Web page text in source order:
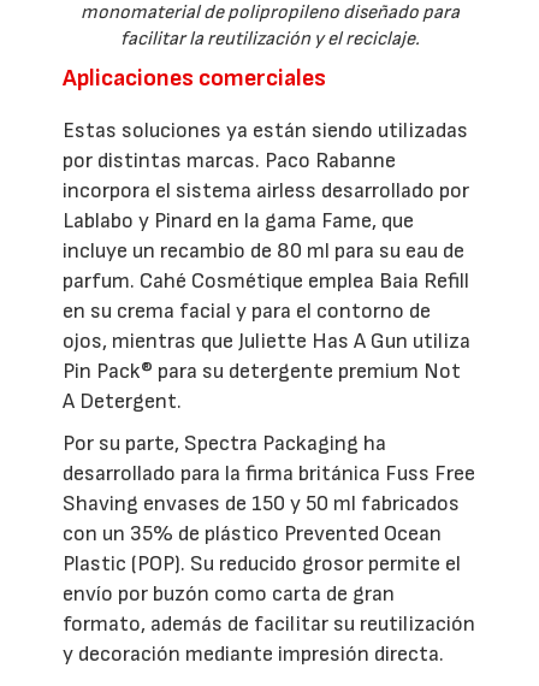
monomaterial de polipropileno diseñado para
facilitar la reutilización y el reciclaje.
Aplicaciones comerciales
Estas soluciones ya están siendo utilizadas
por distintas marcas. Paco Rabanne
incorpora el sistema airless desarrollado por
Lablabo y Pinard en la gama Fame, que
incluye un recambio de 80 ml para su eau de
parfum. Cahé Cosmétique emplea Baia Refill
en su crema facial y para el contorno de
ojos, mientras que Juliette Has A Gun utiliza
Pin Pack® para su detergente premium Not
A Detergent.
Por su parte, Spectra Packaging ha
desarrollado para la firma británica Fuss Free
Shaving envases de 150 y 50 ml fabricados
con un 35% de plástico Prevented Ocean
Plastic (POP). Su reducido grosor permite el
envío por buzón como carta de gran
formato, además de facilitar su reutilización
y decoración mediante impresión directa.